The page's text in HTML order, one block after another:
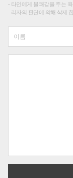
타인에게 불쾌감을 주는
리자의 판단에 의해 삭제